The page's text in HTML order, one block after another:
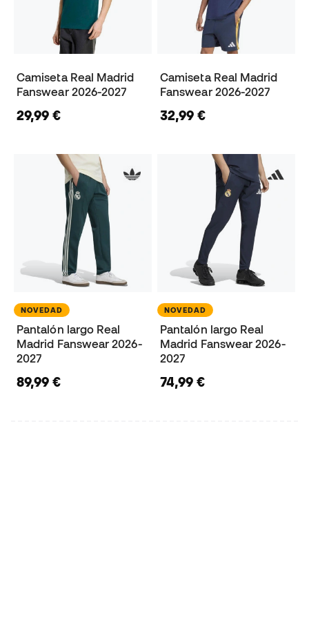
Camiseta Real Madrid
Fanswear 2026-2027
29,99 €
Camiseta Real Madrid
Fanswear 2026-2027
32,99 €
NOVEDAD
Pantalón largo Real
Madrid Fanswear 2026-
2027
89,99 €
NOVEDAD
Pantalón largo Real
Madrid Fanswear 2026-
2027
74,99 €